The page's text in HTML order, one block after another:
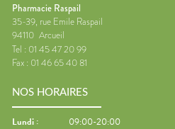
Pharmacie Raspail
35-39, rue Emile Raspail
94110 Arcueil
Tel : 01 45 47 20 99
Fax : 01 46 65 40 81
NOS HORAIRES
Lundi :
09:00-20:00